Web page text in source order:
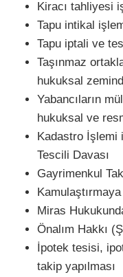
Kiracı tahliyesi
Tapu intikal
Tapu iptali ve
Taşınmaz
hukuksal
Yabancıların
hukuksal ve
Kadastro İşlemi
Tescili Davası
Gayrimenkul
Miras
Önalım Hakkı
İpotek tesisi,
takip yapılması